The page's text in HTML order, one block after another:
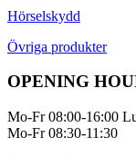
Hörselskydd
Övriga produkter
OPENING
Mo-Fr 08:00-16:00
Mo-Fr 08:30-11:30